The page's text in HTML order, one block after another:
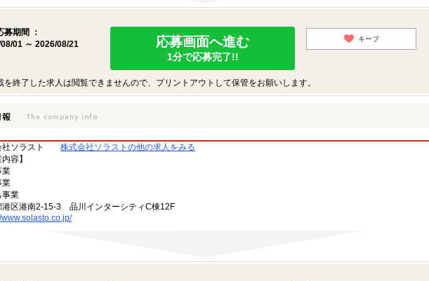
募期間 ：
01 ～ 2026/08/21
応募画面へ進む
1分で応募完了!!
キープ
終了した求人は閲覧できませんので、プリントアウトして保管をお願いします。
ソラスト
株式会社ソラストの他の求人をみる
内容】
業
業
事業
港区港南2-15-3 品川インターシティC棟12F
www.solasto.co.jp/